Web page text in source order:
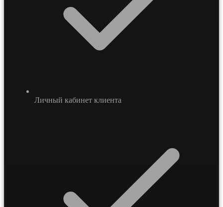
Личный кабинет клиента